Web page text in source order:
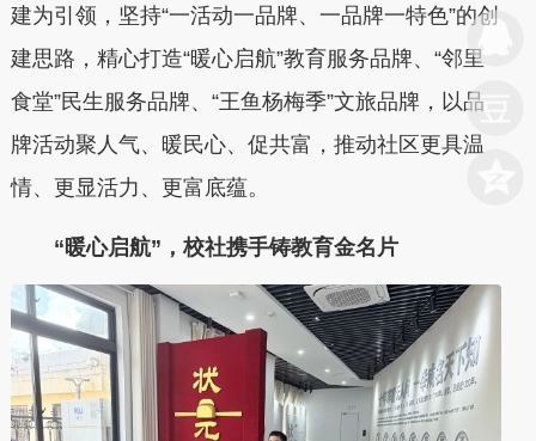
建为引领，坚持“一活动一品牌、一品牌一特色”的创
建思路，精心打造“暖心启航”教育服务品牌、“邻里
食堂”民生服务品牌、“王鱼杨梅季”文旅品牌，以品
牌活动聚人气、暖民心、促共富，推动社区更具温
情、更显活力、更富底蕴。
“暖心启航”，校社携手铸教育金名片